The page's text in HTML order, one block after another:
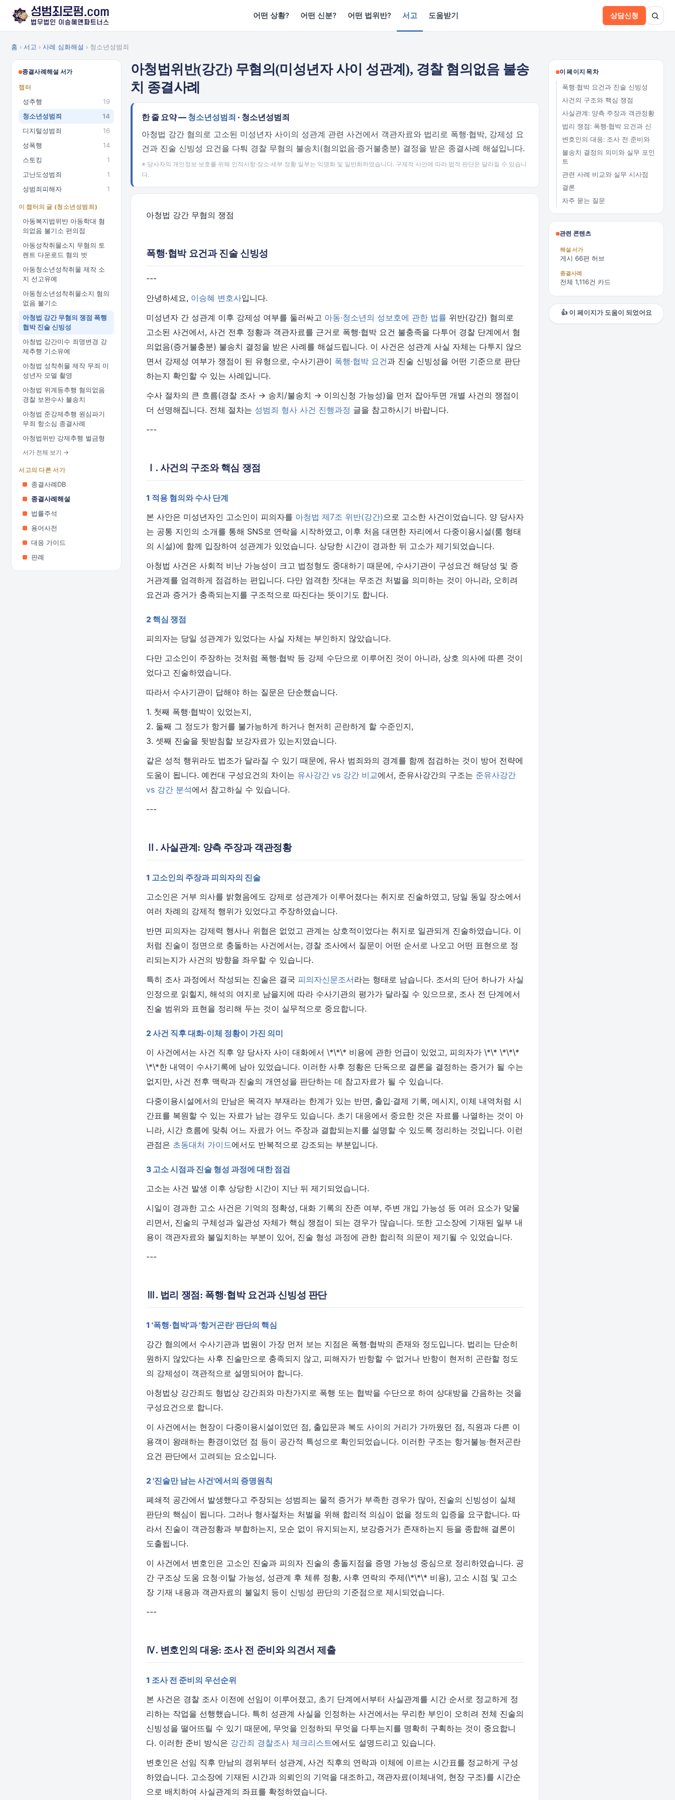
어떤 상황? 어떤 신분? 어떤 법위반? 서고 도움받기 상담신청
홈 › 서고 › 사례 심화해설 › 청소년성범죄
종결사례해설 서가
챕터
성추행
19
청소년성범죄
14
디지털성범죄
16
성폭행
14
스토킹
1
고난도성범죄
1
성범죄피해자
1
이 챕터의 글 (청소년성범죄)
아동복지법위반 아동학대 혐
의없음 불기소 편의점
아동성착취물소지 무혐의 토
렌트 다운로드 혐의 벗
아동청소년성착취물 제작 소
지 선고유예
아동청소년성착취물소지 혐의
없음 불기소
아청법 강간 무혐의 쟁점 폭행
협박 진술 신빙성
아청법 강간미수 죄명변경 강
제추행 기소유예
아청법 성착취물 제작 무죄 미
성년자 모델 촬영
아청법 위계등추행 혐의없음
경찰 보완수사 불송치
아청법 준강제추행 원심파기
무죄 항소심 종결사례
아청법위반 강제추행 벌금형
서가 전체 보기 →
서고의 다른 서가
종결사례DB
종결사례해설
법률주석
용어사전
대응 가이드
판례
아청법위반(강간) 무혐의(미성년자 사이 성관계), 경찰 혐의없음 불송
치 종결사례
한 줄 요약 — 청소년성범죄 · 청소년성범죄
아청법 강간 혐의로 고소된 미성년자 사이의 성관계 관련 사건에서 객관자료와 법리로 폭행·협박, 강제성 요
건과 진술 신빙성 요건을 다퉈 경찰 무혐의 불송치(혐의없음·증거불충분) 결정을 받은 종결사례 해설입니다.
※ 당사자의 개인정보 보호를 위해 인적사항·장소·세부 정황 일부는 익명화 및 일반화하였습니다. 구체적 사안에 따라 법적 판단은 달라질 수 있습니
다.
아청법 강간 무혐의 쟁점
폭행·협박 요건과 진술 신빙성
---
안녕하세요, 이승혜 변호사입니다.
미성년자 간 성관계 이후 강제성 여부를 둘러싸고 아동·청소년의 성보호에 관한 법률 위반(강간) 혐의로
고소된 사건에서, 사건 전후 정황과 객관자료를 근거로 폭행·협박 요건 불충족을 다투어 경찰 단계에서 혐
의없음(증거불충분) 불송치 결정을 받은 사례를 해설드립니다. 이 사건은 성관계 사실 자체는 다투지 않으
면서 강제성 여부가 쟁점이 된 유형으로, 수사기관이 폭행·협박 요건과 진술 신빙성을 어떤 기준으로 판단
하는지 확인할 수 있는 사례입니다.
수사 절차의 큰 흐름(경찰 조사 → 송치/불송치 → 이의신청 가능성)을 먼저 잡아두면 개별 사건의 쟁점이
더 선명해집니다. 전체 절차는 성범죄 형사 사건 진행과정 글을 참고하시기 바랍니다.
---
Ⅰ. 사건의 구조와 핵심 쟁점
1 적용 혐의와 수사 단계
본 사안은 미성년자인 고소인이 피의자를 아청법 제7조 위반(강간)으로 고소한 사건이었습니다. 양 당사자
는 공통 지인의 소개를 통해 SNS로 연락을 시작하였고, 이후 처음 대면한 자리에서 다중이용시설(룸 형태
의 시설)에 함께 입장하여 성관계가 있었습니다. 상당한 시간이 경과한 뒤 고소가 제기되었습니다.
아청법 사건은 사회적 비난 가능성이 크고 법정형도 중대하기 때문에, 수사기관이 구성요건 해당성 및 증
거관계를 엄격하게 점검하는 편입니다. 다만 엄격한 잣대는 무조건 처벌을 의미하는 것이 아니라, 오히려
요건과 증거가 충족되는지를 구조적으로 따진다는 뜻이기도 합니다.
2 핵심 쟁점
피의자는 당일 성관계가 있었다는 사실 자체는 부인하지 않았습니다.
다만 고소인이 주장하는 것처럼 폭행·협박 등 강제 수단으로 이루어진 것이 아니라, 상호 의사에 따른 것이
었다고 진술하였습니다.
따라서 수사기관이 답해야 하는 질문은 단순했습니다.
1. 첫째 폭행·협박이 있었는지,
2. 둘째 그 정도가 항거를 불가능하게 하거나 현저히 곤란하게 할 수준인지,
3. 셋째 진술을 뒷받침할 보강자료가 있는지였습니다.
같은 성적 행위라도 법조가 달라질 수 있기 때문에, 유사 범죄와의 경계를 함께 점검하는 것이 방어 전략에
도움이 됩니다. 예컨대 구성요건의 차이는 유사강간 vs 강간 비교에서, 준유사강간의 구조는 준유사강간
vs 강간 분석에서 참고하실 수 있습니다.
---
Ⅱ. 사실관계: 양측 주장과 객관정황
1 고소인의 주장과 피의자의 진술
고소인은 거부 의사를 밝혔음에도 강제로 성관계가 이루어졌다는 취지로 진술하였고, 당일 동일 장소에서
여러 차례의 강제적 행위가 있었다고 주장하였습니다.
반면 피의자는 강제력 행사나 위협은 없었고 관계는 상호적이었다는 취지로 일관되게 진술하였습니다. 이
처럼 진술이 정면으로 충돌하는 사건에서는, 경찰 조사에서 질문이 어떤 순서로 나오고 어떤 표현으로 정
리되는지가 사건의 방향을 좌우할 수 있습니다.
특히 조사 과정에서 작성되는 진술은 결국 피의자신문조서라는 형태로 남습니다. 조서의 단어 하나가 사실
인정으로 읽힐지, 해석의 여지로 남을지에 따라 수사기관의 평가가 달라질 수 있으므로, 조사 전 단계에서
진술 범위와 표현을 정리해 두는 것이 실무적으로 중요합니다.
2 사건 직후 대화·이체 정황이 가진 의미
이 사건에서는 사건 직후 양 당사자 사이 대화에서 \*\*\* 비용에 관한 언급이 있었고, 피의자가 \*\* \*\*\*
\*\*한 내역이 수사기록에 남아 있었습니다. 이러한 사후 정황은 단독으로 결론을 결정하는 증거가 될 수는
없지만, 사건 전후 맥락과 진술의 개연성을 판단하는 데 참고자료가 될 수 있습니다.
다중이용시설에서의 만남은 목격자 부재라는 한계가 있는 반면, 출입·결제 기록, 메시지, 이체 내역처럼 시
간표를 복원할 수 있는 자료가 남는 경우도 있습니다. 초기 대응에서 중요한 것은 자료를 나열하는 것이 아
니라, 시간 흐름에 맞춰 어느 자료가 어느 주장과 결합되는지를 설명할 수 있도록 정리하는 것입니다. 이런
관점은 초동대처 가이드에서도 반복적으로 강조되는 부분입니다.
3 고소 시점과 진술 형성 과정에 대한 점검
고소는 사건 발생 이후 상당한 시간이 지난 뒤 제기되었습니다.
시일이 경과한 고소 사건은 기억의 정확성, 대화 기록의 잔존 여부, 주변 개입 가능성 등 여러 요소가 맞물
리면서, 진술의 구체성과 일관성 자체가 핵심 쟁점이 되는 경우가 많습니다. 또한 고소장에 기재된 일부 내
용이 객관자료와 불일치하는 부분이 있어, 진술 형성 과정에 관한 합리적 의문이 제기될 수 있었습니다.
---
Ⅲ. 법리 쟁점: 폭행·협박 요건과 신빙성 판단
1 '폭행·협박'과 '항거곤란' 판단의 핵심
강간 혐의에서 수사기관과 법원이 가장 먼저 보는 지점은 폭행·협박의 존재와 정도입니다. 법리는 단순히
원하지 않았다는 사후 진술만으로 충족되지 않고, 피해자가 반항할 수 없거나 반항이 현저히 곤란할 정도
의 강제성이 객관적으로 설명되어야 합니다.
아청법상 강간죄도 형법상 강간죄와 마찬가지로 폭행 또는 협박을 수단으로 하여 상대방을 간음하는 것을
구성요건으로 합니다.
이 사건에서는 현장이 다중이용시설이었던 점, 출입문과 복도 사이의 거리가 가까웠던 점, 직원과 다른 이
용객이 왕래하는 환경이었던 점 등이 공간적 특성으로 확인되었습니다. 이러한 구조는 항거불능·현저곤란
요건 판단에서 고려되는 요소입니다.
2 '진술만 남는 사건'에서의 증명원칙
폐쇄적 공간에서 발생했다고 주장되는 성범죄는 물적 증거가 부족한 경우가 많아, 진술의 신빙성이 실체
판단의 핵심이 됩니다. 그러나 형사절차는 처벌을 위해 합리적 의심이 없을 정도의 입증을 요구합니다. 따
라서 진술이 객관정황과 부합하는지, 모순 없이 유지되는지, 보강증거가 존재하는지 등을 종합해 결론이
도출됩니다.
이 사건에서 변호인은 고소인 진술과 피의자 진술의 충돌지점을 증명 가능성 중심으로 정리하였습니다. 공
간 구조상 도움 요청·이탈 가능성, 성관계 후 체류 정황, 사후 연락의 주제(\*\*\* 비용), 고소 시점 및 고소
장 기재 내용과 객관자료의 불일치 등이 신빙성 판단의 기준점으로 제시되었습니다.
---
Ⅳ. 변호인의 대응: 조사 전 준비와 의견서 제출
1 조사 전 준비의 우선순위
본 사건은 경찰 조사 이전에 선임이 이루어졌고, 초기 단계에서부터 사실관계를 시간 순서로 정교하게 정
리하는 작업을 선행했습니다. 특히 성관계 사실을 인정하는 사건에서는 무리한 부인이 오히려 전체 진술의
신빙성을 떨어뜨릴 수 있기 때문에, 무엇을 인정하되 무엇을 다투는지를 명확히 구획하는 것이 중요합니
다. 이러한 준비 방식은 강간죄 경찰조사 체크리스트에서도 설명드리고 있습니다.
변호인은 선임 직후 만남의 경위부터 성관계, 사건 직후의 연락과 이체에 이르는 시간표를 정교하게 구성
하였습니다. 고소장에 기재된 시간과 의뢰인의 기억을 대조하고, 객관자료(이체내역, 현장 구조)를 시간순
으로 배치하여 사실관계의 좌표를 확정하였습니다.
이 페이지 목차
폭행·협박 요건과 진술 신빙성
사건의 구조와 핵심 쟁점
사실관계: 양측 주장과 객관정황
법리 쟁점: 폭행·협박 요건과 신
변호인의 대응: 조사 전 준비와
불송치 결정의 의미와 실무 포인
트
관련 사례 비교와 실무 시사점
결론
자주 묻는 질문
관련 콘텐츠
해설 서가
게시 66편 허브
종결사례
전체 1,116건 카드
👍 이 페이지가 도움이 되었어요